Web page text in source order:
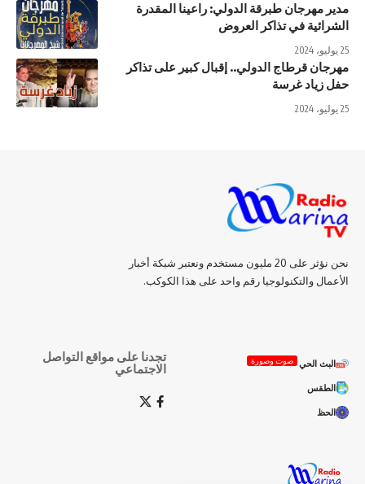
مدير مهرجان طبرقة الدولي: راعينا المقدرة
الشرائية في تذاكر العروض
25 يوليو، 2024
مهرجان قرطاج الدولي.. إقبال كبير على تذاكر
حفل زياد غرسة
25 يوليو، 2024
نحن نؤثر على 20 مليون مستخدم ونعتبر شبكة أخبار
الأعمال والتكنولوجيا رقم واحد على هذا الكوكب.
البث الحي صوت وصورة
الطقس
الحظ
تجدنا على مواقع التواصل
الاجتماعي